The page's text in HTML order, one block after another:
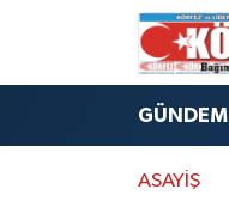
GÜNDEM
ASAYİŞ
Hava Durumu
Trafik Durumu